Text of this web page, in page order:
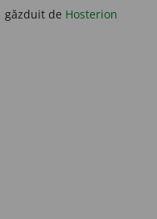
găzduit de Hosterion